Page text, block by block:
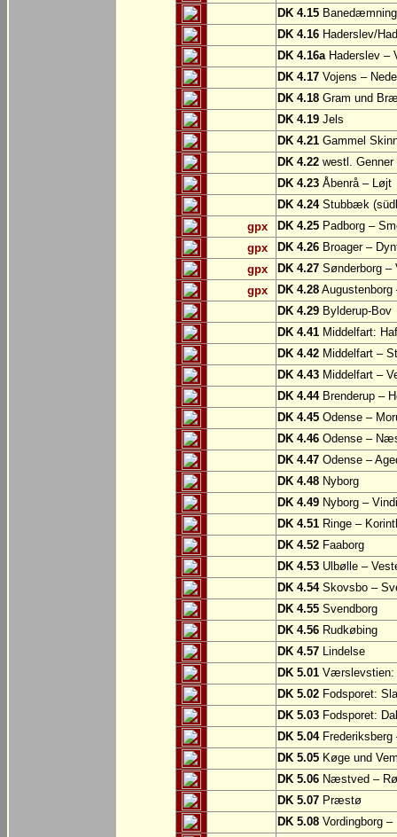
DK 4.15
DK 4.16 Haderslev/
DK 4.16aHaderslev –
DK 4.17 Vojens –
DK 4.18 Gram und
DK 4.19 Jels
DK 4.21 Gammel
DK 4.22 westl. Genner
DK 4.23 Åbenrå – Løjt
DK 4.24Stubbæk
gpx
DK 4.25 Padborg –
gpx
DK 4.26 Broager –
gpx
DK 4.27 Sønderborg –
gpx
DK 4.28 Augustenborg
DK 4.29 Bylderup-Bov
DK 4.41 Middelfart:
DK 4.42 Middelfart –
DK 4.43 Middelfart –
DK 4.44Brenderup –
DK 4.45 Odense –
DK 4.46 Odense –
DK 4.47 Odense –
DK 4.48 Nyborg
DK 4.49 Nyborg –
DK 4.51 Ringe –
DK 4.52 Faaborg
DK 4.53 Ulbølle –
DK 4.54Skovsbo –
DK 4.55 Svendborg
DK 4.56 Rudkøbing
DK 4.57 Lindelse
DK 5.01
DK 5.02 Fodsporet:
DK 5.03 Fodsporet:
DK 5.04Frederiksberg
DK 5.05 Køge und
DK 5.06 Næstved –
DK 5.07 Præstø
DK 5.08 Vordingborg –